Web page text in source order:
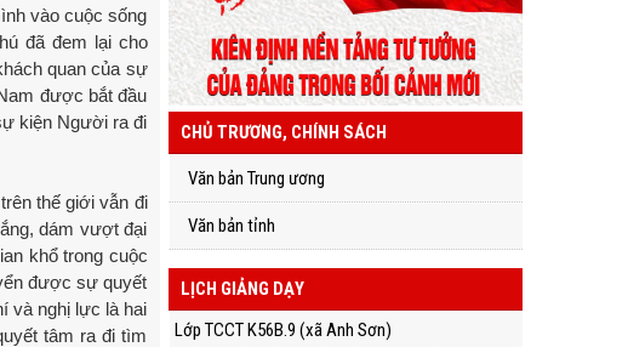
vào cuộc sống
đã đem lại cho
quan của sự
được bắt đầu
kiện Người ra đi
thế giới vẫn đi
dám vượt đại
khổ trong cuộc
được sự quyết
và nghị lực là hai
tâm ra đi tìm
CHỦ TRƯƠNG, CHÍNH SÁCH
Văn bản Trung ương
Văn bản tỉnh
LỊCH GIẢNG DẠY
Lớp TCCT K56B.9 (xã Anh Sơn)